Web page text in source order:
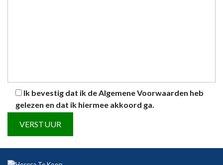
Ik bevestig dat ik deAlgemene Voorwaarden heb
gelezen en dat ik hiermee akkoord ga.